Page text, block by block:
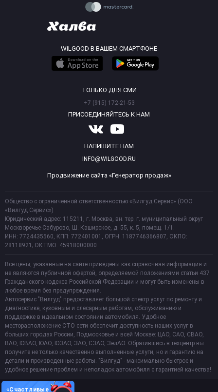
WILGOOD В ВАШЕМ СМАРТФОНЕ
ТОЛЬКО ДЛЯ СМИ
+7 (915) 172-21-53
ПРИСОЕДИНЯЙТЕСЬ К НАМ
НАПИШИТЕ НАМ
INFO@WILGOOD.RU
Продвижение сайта «Генератор продаж»
Общество с ограниченной ответственностью «Вилгуд Сервис» (ООО
«Вилгуд Сервис»)
Юридический адрес: 115211, г. Москва, вн. тер. г. муниципальный округ
Москворечье-Сабурово, Ш. Каширское, д. 55, к. 5, помещ. 1/1.
ИНН: 7724435560, КПП: 772401001, ОГРН: 1187746366807, ОКПО:
28118921; ОКТМО: 45918000000
Все цены, указанные на сайте приведены как справочная информация и
не являются публичной офертой, определяемой положениями статьи 437
Гражданского кодекса Российской Федерации и могут быть изменены в
любое время без предупреждения.
Автосервис "Вилгуд" предоставляет большой спектр услуг по ремонту и
диагностике, кузовным и слесарным работам, обслуживанию и
поддержке в идеальном состоянии автомобиля. Удобное
месторасположение СТО сети обеспечит доступность наших услуг в
больших городах России, Подмосковье и всей Москве: ЦАО, САО, СВАО,
ВАО, ЮВАО, ЮАО, ЮЗАО, ЗАО, СЗАО, ЗелАО. Обратившись в техцентр вы
получите не только качественно выполненные услуги, но и гарантию на
детали и произведенные работы. "Вилгуд" - максимально быстрое и
удобное решение проблем и неполадок автомобиля с гарантией качества!
«Счастливые